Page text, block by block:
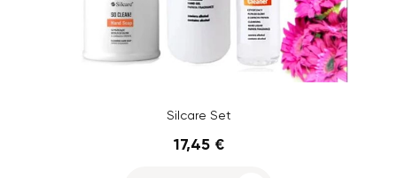
Silcare Set
17,45 €